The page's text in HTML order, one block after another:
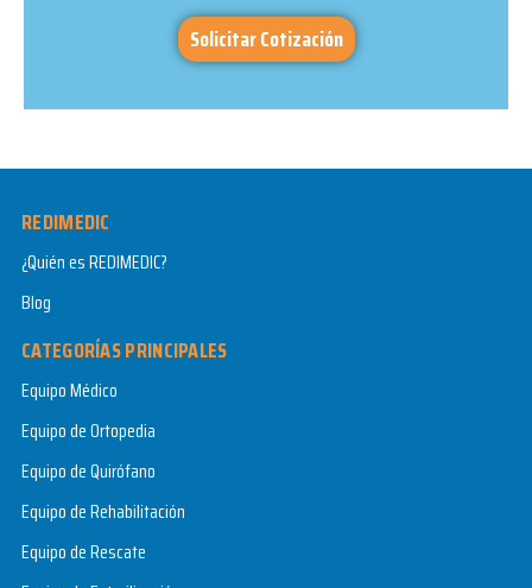
Solicitar Cotización
REDIMEDIC
¿Quién es REDIMEDIC?
Blog
CATEGORÍAS PRINCIPALES
Equipo Médico
Equipo de Ortopedia
Equipo de Quirófano
Equipo de Rehabilitación
Equipo de Rescate